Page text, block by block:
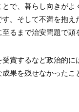
で、暮らし向きが
。そして不満を抱
るまで治安問題で頭
受賞するなど政治的
果を残せなかったこ